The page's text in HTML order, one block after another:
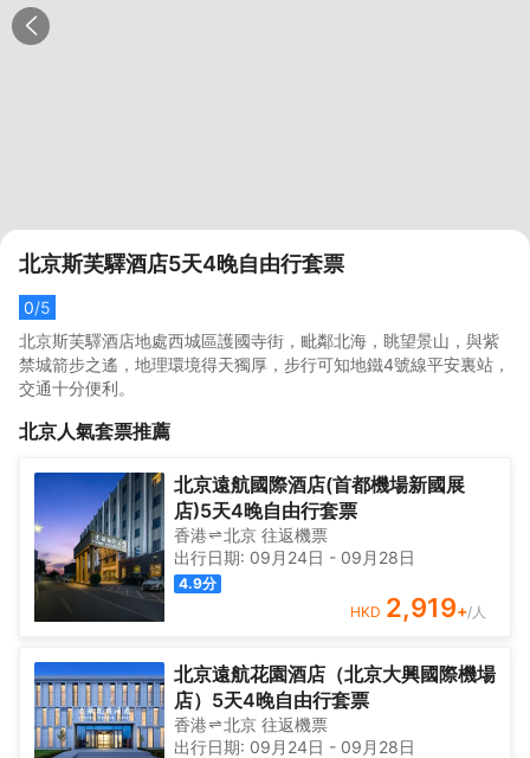
北京斯芙驛酒店5天4晚自由行套票
0/5
北京斯芙驛酒店地處西城區護國寺街，毗鄰北海，眺望景山，與紫
禁城箭步之遙，地理環境得天獨厚，步行可知地鐵4號線平安裏站，
交通十分便利。
北京人氣套票推薦
北京遠航國際酒店(首都機場新國展
店)5天4晚自由行套票
香港 北京 往返機票
出行日期: 09月24日 - 09月28日
4.9分
HKD 2,919+/人
北京遠航花園酒店（北京大興國際機場
店）5天4晚自由行套票
香港 北京 往返機票
出行日期: 09月24日 - 09月28日